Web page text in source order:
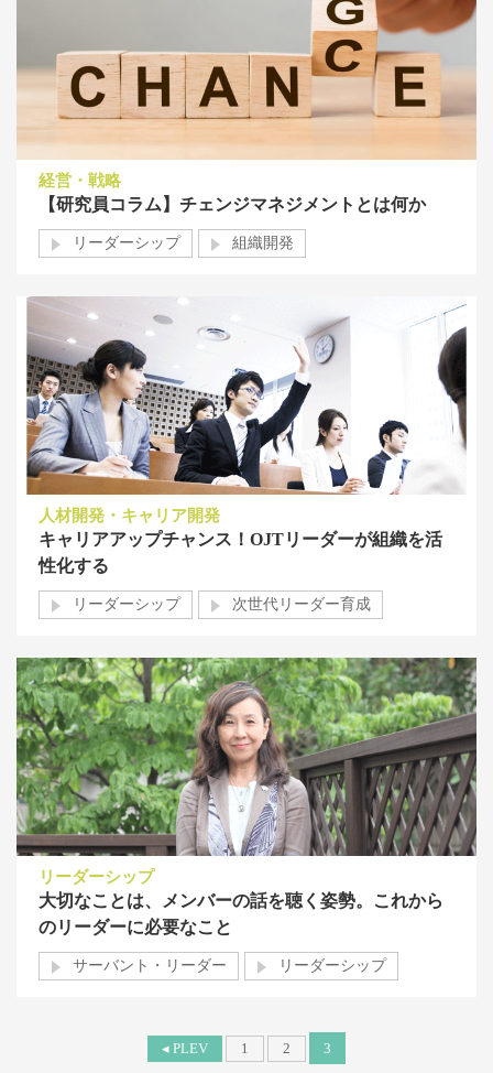
経営・戦略
【研究員コラム】チェンジマネジメントとは何か
リーダーシップ 組織開発
人材開発・キャリア開発
キャリアアップチャンス！OJTリーダーが組織を活
性化する
リーダーシップ 次世代リーダー育成
リーダーシップ
大切なことは、メンバーの話を聴く姿勢。これから
のリーダーに必要なこと
サーバント・リーダー リーダーシップ
◂ PLEV 1 2 3